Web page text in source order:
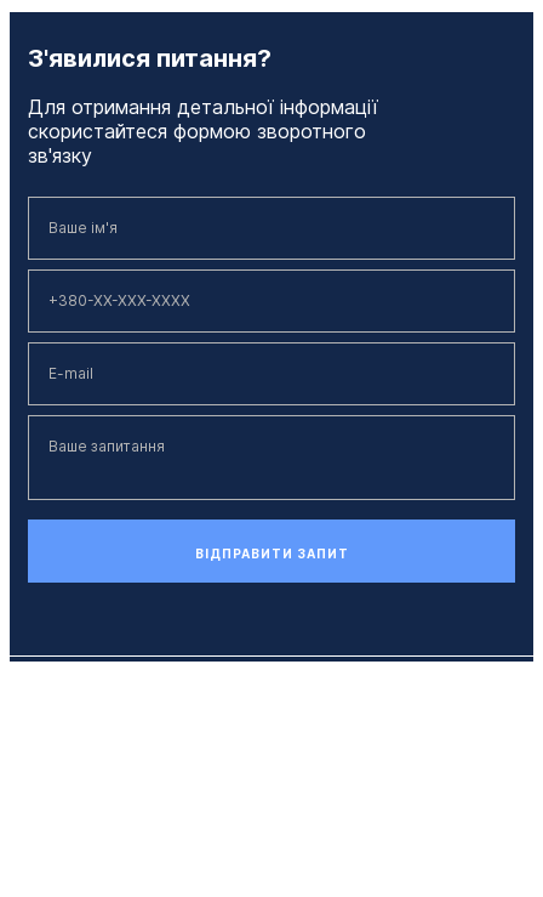
З'явилися питання?
Для отримання детальної інформації
скористайтеся формою зворотного
зв'язку
ВІДПРАВИТИ ЗАПИТ